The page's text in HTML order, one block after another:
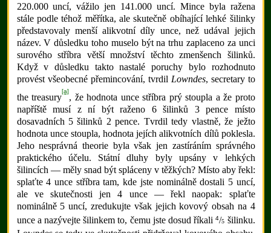
220.000 uncí, vážilo jen 141.000 uncí. Mince byla ražena
stále podle téhož měřítka, ale skutečně obíhající lehké šilinky
představovaly menší alikvotní díly unce, než udával jejich
název. V důsledku toho muselo být na trhu zaplaceno za unci
surového stříbra větší množství těchto zmenšench šilinků.
Když v důsledku takto nastalé poruchy bylo rozhodnuto
provést všeobecné přemincování, tvrdil Lowndes, secretary to
the treasury
[a]
, že hodnota unce stříbra prý stoupla a že proto
napříště musí z ní být raženo 6 šilinků 3 pence místo
dosavadních 5 šilinků 2 pence. Tvrdil tedy vlastně, že ježto
hodnota unce stoupla, hodnota jejích alikvotních dílů poklesla.
Jeho nesprávná theorie byla však jen zastíráním správného
praktického účelu. Státní dluhy byly upsány v lehkých
šilincích — měly snad být spláceny v těžkých? Místo aby řekl:
splaťte 4 unce stříbra tam, kde jste nominálně dostali 5 uncí,
ale ve skutečnosti jen 4 unce — řekl naopak: splaťte
nominálně 5 uncí, zredukujte však jejich kovový obsah na 4
unce a nazývejte šilinkem to, čemu jste dosud říkali4/5 šilinku.